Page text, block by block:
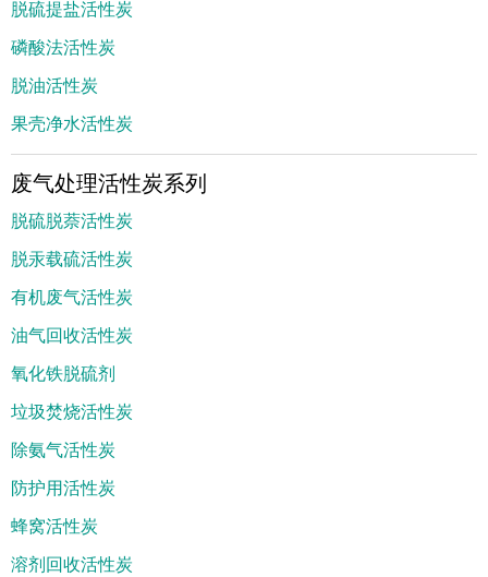
脱硫提盐活性炭
磷酸法活性炭
脱油活性炭
果壳净水活性炭
废气处理活性炭系列
脱硫脱萘活性炭
脱汞载硫活性炭
有机废气活性炭
油气回收活性炭
氧化铁脱硫剂
垃圾焚烧活性炭
除氨气活性炭
防护用活性炭
蜂窝活性炭
溶剂回收活性炭